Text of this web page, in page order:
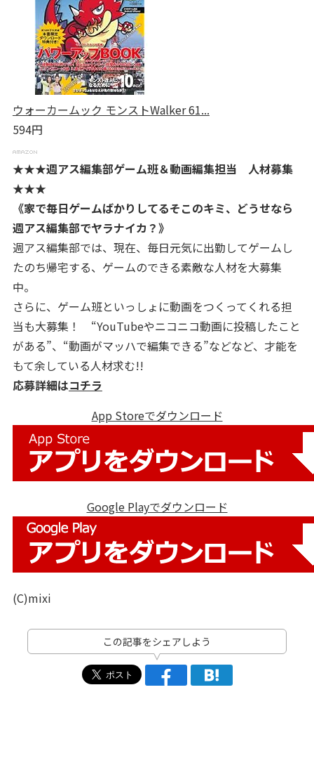
ウォーカームック モンストWalker 61...
594円
★★★週アス編集部ゲーム班＆動画編集担当 人材募集
★★★
《家で毎日ゲームばかりしてるそこのキミ、どうせなら
週アス編集部でヤラナイカ？》
週アス編集部では、現在、毎日元気に出勤してゲームし
たのち帰宅する、ゲームのできる素敵な人材を大募集
中。
さらに、ゲーム班といっしょに動画をつくってくれる担
当も大募集！ “YouTubeやニコニコ動画に投稿したこと
がある”、“動画がマッハで編集できる”などなど、才能を
もて余している人材求む!!
応募詳細はコチラ
App Storeでダウンロード
Google Playでダウンロード
(C)mixi
この記事をシェアしよう